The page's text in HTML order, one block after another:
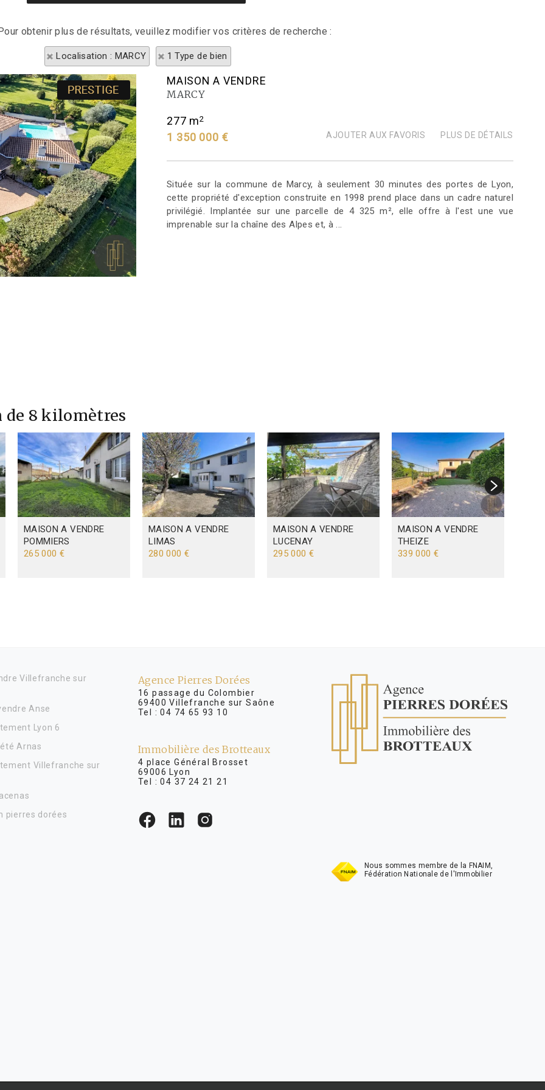
obtenir plus de résultats, veuillez modifier vos critères de recherche :
Localisation : MARCY 1 Type de bien
MAISON A VENDRE
MARCY
277 m2
1 350 000 €
Située sur la commune de Marcy, à seulement 30 minutes des portes de Lyon,
cette propriété d'exception construite en 1998 prend place dans un cadre naturel
privilégié. Implantée sur une parcelle de 4 325 m², elle offre à l'est une vue
imprenable sur la chaîne des Alpes et, à ...
AJOUTER AUX FAVORIS PLUS DE DÉTAILS
de 8 kilomètres
MAISON A VENDRE
POMMIERS
265 000 €
MAISON A VENDRE
LIMAS
280 000 €
MAISON A VENDRE
LUCENAY
295 000 €
MAISON A VENDRE
THEIZE
339 000 €
Villefranche sur
Anse
Lyon 6
Arnas
Villefranche sur
pierres dorées
Agence Pierres Dorées
16 passage du Colombier
69400 Villefranche sur Saône
Tel :04 74 65 93 10
Immobilière des Brotteaux
4 place Général Brosset
69006 Lyon
Tel :04 37 24 21 21
Nous sommes membre de la FNAIM,
Fédération Nationale de l'Immobilier